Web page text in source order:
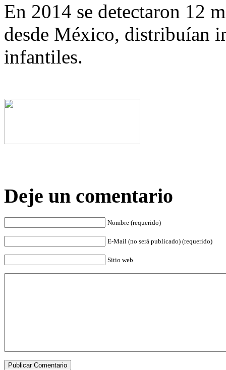
En 2014 se detectaron 12
desde México, distribuían
infantiles.
Deje un comentario
Nombre (requerido)
E-Mail (no será publicado) (requerido)
Sitio web